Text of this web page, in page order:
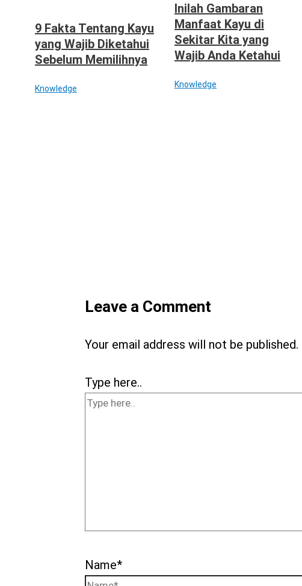
9 Fakta Tentang Kayu
yang Wajib Diketahui
Sebelum Memilihnya
Knowledge
Inilah Gambaran
Manfaat Kayu di
Sekitar Kita yang
Wajib Anda Ketahui
Knowledge
Leave a Comment
Your email address will not be published.
Type here..
Name*